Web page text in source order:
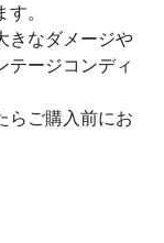
。
きなダメージや
テージコンディ
らご購入前にお